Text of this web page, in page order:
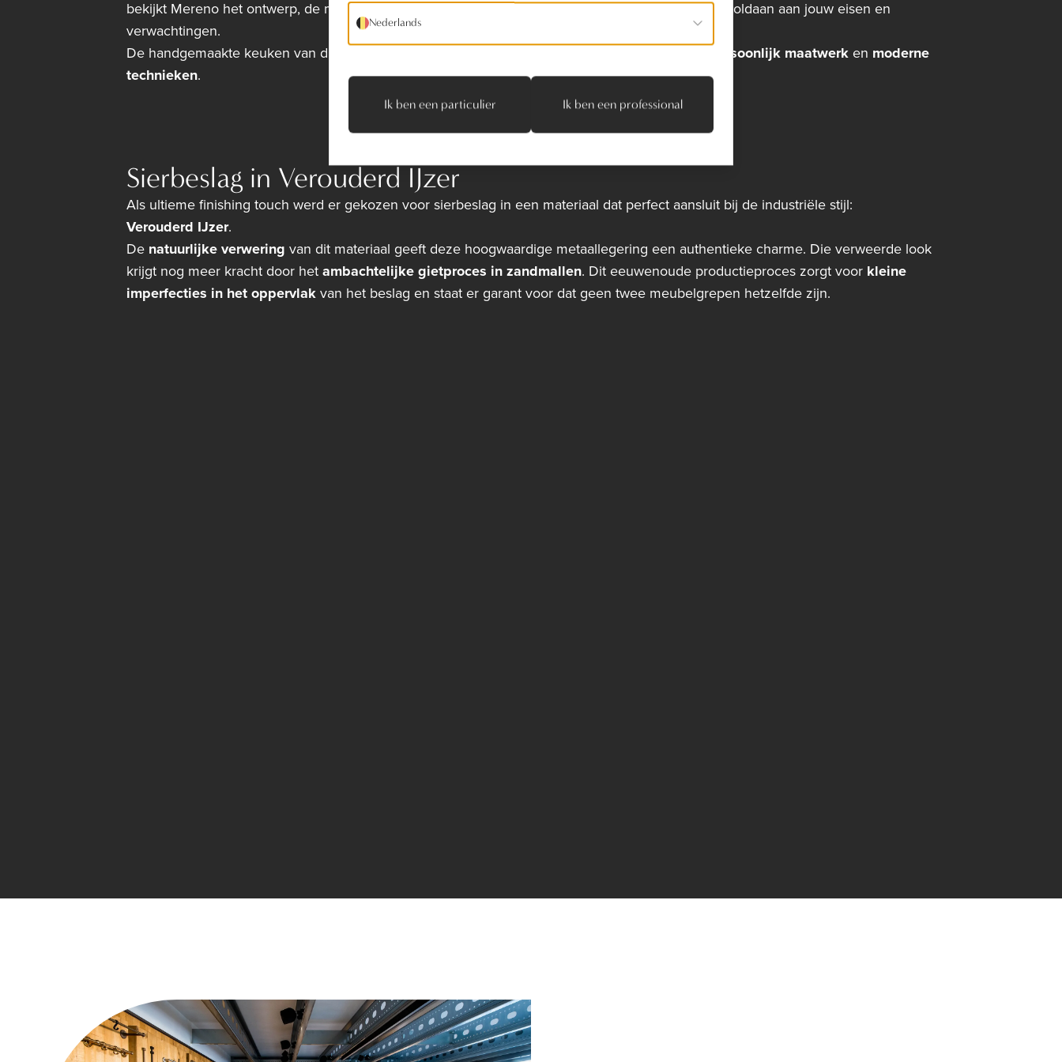
bekijkt Mereno het ontwerp, de materiaalkeuze en de interieurstijl. Zo wordt er zo goed mogelijk voldaan aan jouw eisen en
verwachtingen.
De handgemaakte keuken van dit project is een combinatie vanambachtelijk vakmanschap,persoonlijk maatwerk en moderne
technieken.
Sierbeslag in Verouderd IJzer
Als ultieme finishing touch werd er gekozen voor sierbeslag in een materiaal dat perfect aansluit bij de industriële stijl:
Verouderd IJzer.
De natuurlijke verwering van dit materiaal geeft deze hoogwaardige metaallegering een authentieke charme. Die verweerde look
krijgt nog meer kracht door het ambachtelijke gietproces in zandmallen. Dit eeuwenoude productieproces zorgt voor kleine
imperfecties in het oppervlak van het beslag en staat er garant voor dat geen twee meubelgrepen hetzelfde zijn.
Nederlands
Ik ben een particulier Ik ben een professional